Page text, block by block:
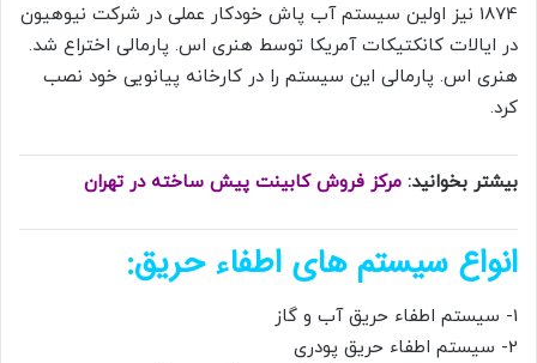
1874 نیز اولین سیستم آب پاش خودکار عملی در شرکت نیوهیون
در ایالات کانکتیکات آمریکا توسط هنری اس. پارمالی اختراع شد.
هنری اس. پارمالی این سیستم را در کارخانه پیانویی خود نصب
کرد.
بیشتر بخوانید: مرکز فروش کابینت پیش ساخته در تهران
انواع سیستم های اطفاء حریق:
1- سیستم اطفاء حریق آب و گاز
2- سیستم اطفاء حریق پودری